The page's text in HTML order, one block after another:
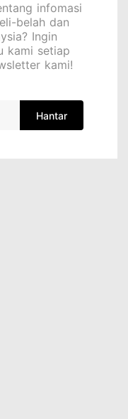
infomasi
belah dan
Ingin
kami setiap
kami!
Hantar